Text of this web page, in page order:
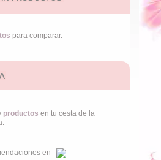
para comparar.
productos en tu cesta de la
en